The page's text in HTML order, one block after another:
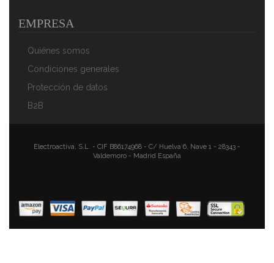
EMPRESA
Quiénes somos
Condiciones generales
Protección de datos
B2B
Electroactiva, S.L. - CIF B86174968 - C/ Huelva 6, Nave 1 - 28343 -
Valdemoro - Madrid España